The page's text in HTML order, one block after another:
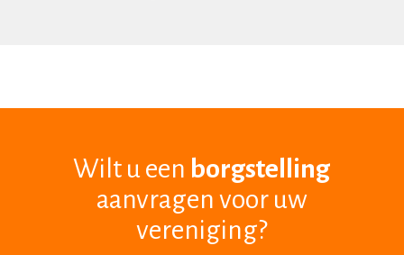
Wilt u een borgstelling
aanvragen voor uw
vereniging?